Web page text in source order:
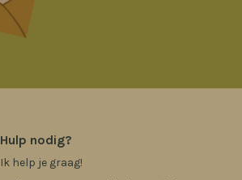
Hulp nodig?
Ik help je graag!